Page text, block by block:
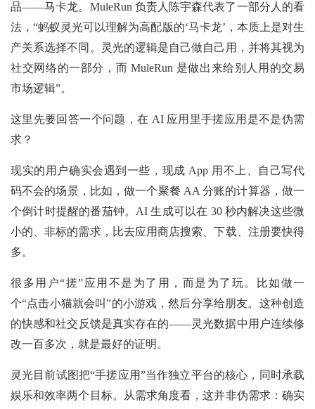
品——马卡龙。MuleRun 负责人陈宇森代表了一部分人的看
法，“蚂蚁灵光可以理解为高配版的‘马卡龙’，本质上是对生
产关系选择不同。灵光的逻辑是自己做自己用，并将其视为
社交网络的一部分，而 MuleRun 是做出来给别人用的交易
市场逻辑”。
这里先要回答一个问题，在 AI 应用里手搓应用是不是伪需
求？
现实的用户确实会遇到一些，现成 App 用不上、自己写代
码不会的场景，比如，做一个聚餐 AA 分账的计算器，做一
个倒计时提醒的番茄钟。AI 生成可以在 30 秒内解决这些微
小的、非标的需求，比去应用商店搜索、下载、注册要快得
多。
很多用户“搓”应用不是为了用，而是为了玩。比如做一
个“点击小猫就会叫”的小游戏，然后分享给朋友。这种创造
的快感和社交反馈是真实存在的——灵光数据中用户连续修
改一百多次，就是最好的证明。
灵光目前试图把“手搓应用”当作独立平台的核心，同时承载
娱乐和效率两个目标。从需求角度看，这并非伪需求：确实